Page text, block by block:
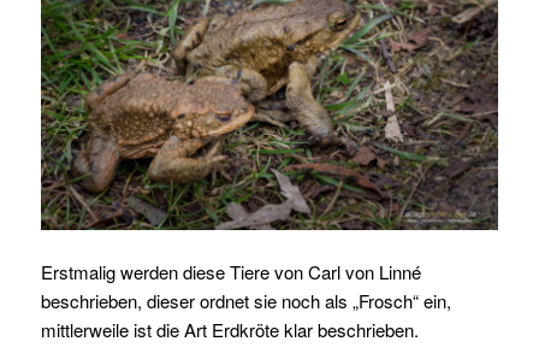
Erstmalig werden diese Tiere von Carl von Linné
beschrieben, dieser ordnet sie noch als „Frosch“ ein,
mittlerweile ist die Art Erdkröte klar beschrieben.